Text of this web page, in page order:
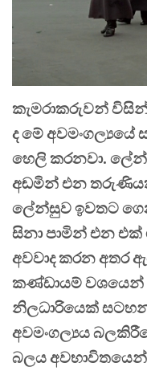
කැමරාකරුවන්
ද මේ අවමංගල්‍යයේ
හෙලි කරනවා.
අඬමින් එන
ලේන්සුව ඉවතට
සිනා පාමින් එන
අවවාද කරන අතර
කණ්ඩායම් වශයෙන්
නිලධාරියෙක්
අවමංගල්‍යය
බලය